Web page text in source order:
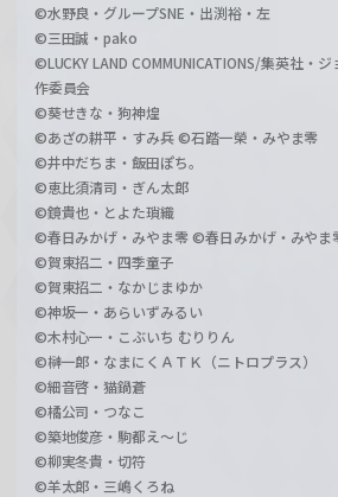
©水野良・グループSNE・出渕裕・左
©三田誠・pako
©LUCKY LAND COMMUNICATIONS/集英社・
作委員会
©葵せきな・狗神煌
©あざの耕平・すみ兵 ©石踏一榮・みやま零
©井中だちま・飯田ぽち。
©恵比須清司・ぎん太郎
©鏡貴也・とよた瑣織
©春日みかげ・みやま零 ©春日みかげ・みやま
©賀東招二・四季童子
©賀東招二・なかじまゆか
©神坂一・あらいずみるい
©木村心一・こぶいち むりりん
©榊一郎・なまにくＡＴＫ（ニトロプラス）
©細音啓・猫鍋蒼
©橘公司・つなこ
©築地俊彦・駒都え～じ
©柳実冬貴・切符
©羊太郎・三嶋くろね